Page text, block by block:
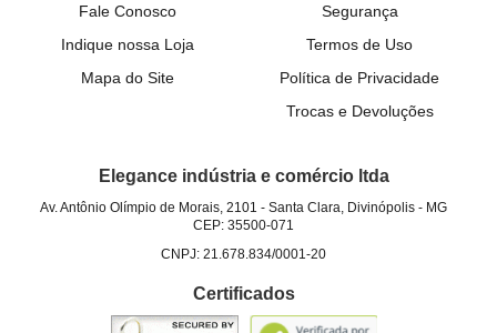
Fale Conosco
Indique nossa Loja
Mapa do Site
Segurança
Termos de Uso
Política de Privacidade
Trocas e Devoluções
Elegance indústria e comércio ltda
Av. Antônio Olímpio de Morais, 2101 -Santa Clara, Divinópolis - MG
CEP: 35500-071
CNPJ: 21.678.834/0001-20
Certificados